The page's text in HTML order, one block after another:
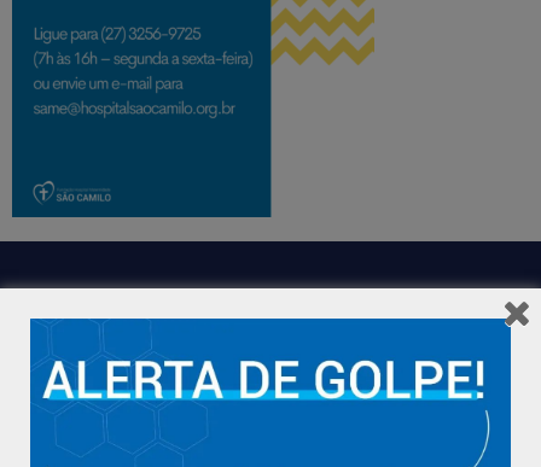
Hospital São Camilo – há mais de 50 anos cuidando da saúde
com qualidade, acolhimento e compromisso com a vida em
Aracruz e região.